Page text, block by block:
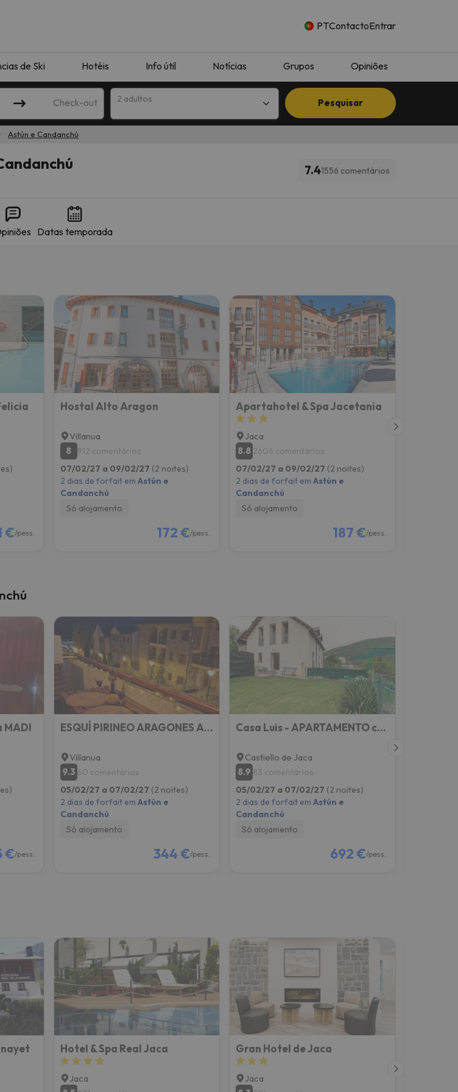
PTContactoEntrar
de Ski Hotéis Info útil Notícias Grupos Opiniões
Check-out 2 adultos Pesquisar
a sua bússola, estará de volta.
Astún e Candanchú
7.41556 comentários
Datas temporada
€/pess.
Hostal Alto Aragon
Villanua
8
912 comentários
07/02/27 a 09/02/27 (2 noites)
2 dias de forfait em Astún e
Candanchú
Só alojamento
172 €/pess.
Apartahotel & Spa Jacetania
Jaca
8.8 2606 comentários
07/02/27 a 09/02/27 (2 noites)
2 dias de forfait emAstún e
Candanchú
Só alojamento
187 €/pess.
€/pess.
ESQUÍ PIRINEO ARAGONES APARTAMENTO EL JUNCARAL Wifi
Villanua
9.3 60 comentários
05/02/27 a 07/02/27 (2 noites)
2 dias de forfait em Astún e
Candanchú
Só alojamento
344 €/pess.
Casa Luis - APARTAMENTO con JARDÍN PRIVADO en los PIRINEOS
Castiello de Jaca
8.9 83 comentários
05/02/27 a 07/02/27 (2 noites)
2 dias de forfait emAstún e
Candanchú
Só alojamento
692 €/pess.
Hotel & Spa Real Jaca
Jaca
Gran Hotel de Jaca
Jaca